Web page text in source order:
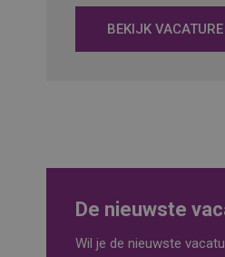
BEKIJK VACATURE
De nieuwste
Wil je de nieuwste